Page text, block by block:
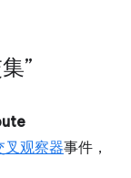
”
叉观察器事件，